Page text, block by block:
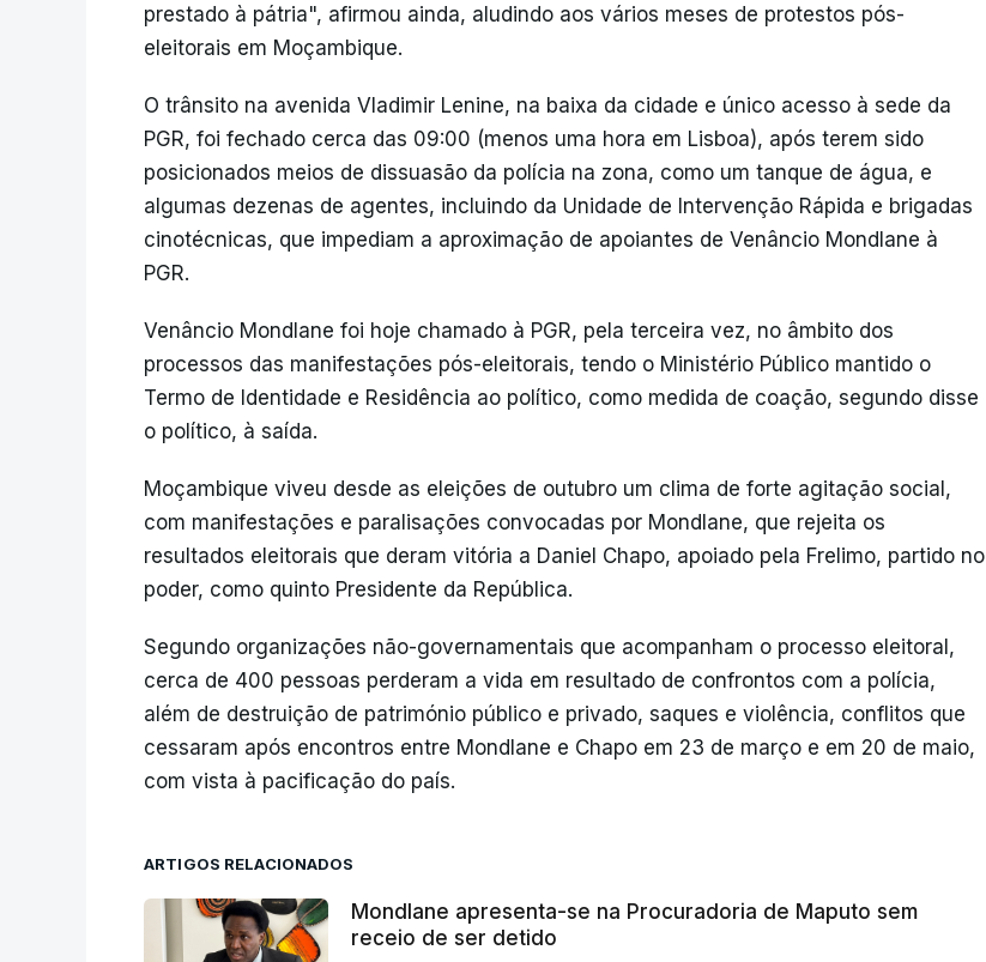
prestado à pátria", afirmou ainda, aludindo aos vários meses de protestos pós-
eleitorais em Moçambique.
O trânsito na avenida Vladimir Lenine, na baixa da cidade e único acesso à sede da
PGR, foi fechado cerca das 09:00 (menos uma hora em Lisboa), após terem sido
posicionados meios de dissuasão da polícia na zona, como um tanque de água, e
algumas dezenas de agentes, incluindo da Unidade de Intervenção Rápida e brigadas
cinotécnicas, que impediam a aproximação de apoiantes de Venâncio Mondlane à
PGR.
Venâncio Mondlane foi hoje chamado à PGR, pela terceira vez, no âmbito dos
processos das manifestações pós-eleitorais, tendo o Ministério Público mantido o
Termo de Identidade e Residência ao político, como medida de coação, segundo disse
o político, à saída.
Moçambique viveu desde as eleições de outubro um clima de forte agitação social,
com manifestações e paralisações convocadas por Mondlane, que rejeita os
resultados eleitorais que deram vitória a Daniel Chapo, apoiado pela Frelimo, partido no
poder, como quinto Presidente da República.
Segundo organizações não-governamentais que acompanham o processo eleitoral,
cerca de 400 pessoas perderam a vida em resultado de confrontos com a polícia,
além de destruição de património público e privado, saques e violência, conflitos que
cessaram após encontros entre Mondlane e Chapo em 23 de março e em 20 de maio,
com vista à pacificação do país.
ARTIGOS RELACIONADOS
Mondlane apresenta-se na Procuradoria de Maputo sem
receio de ser detido